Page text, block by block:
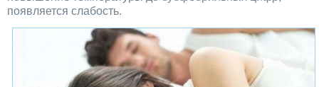
появляется слабость.